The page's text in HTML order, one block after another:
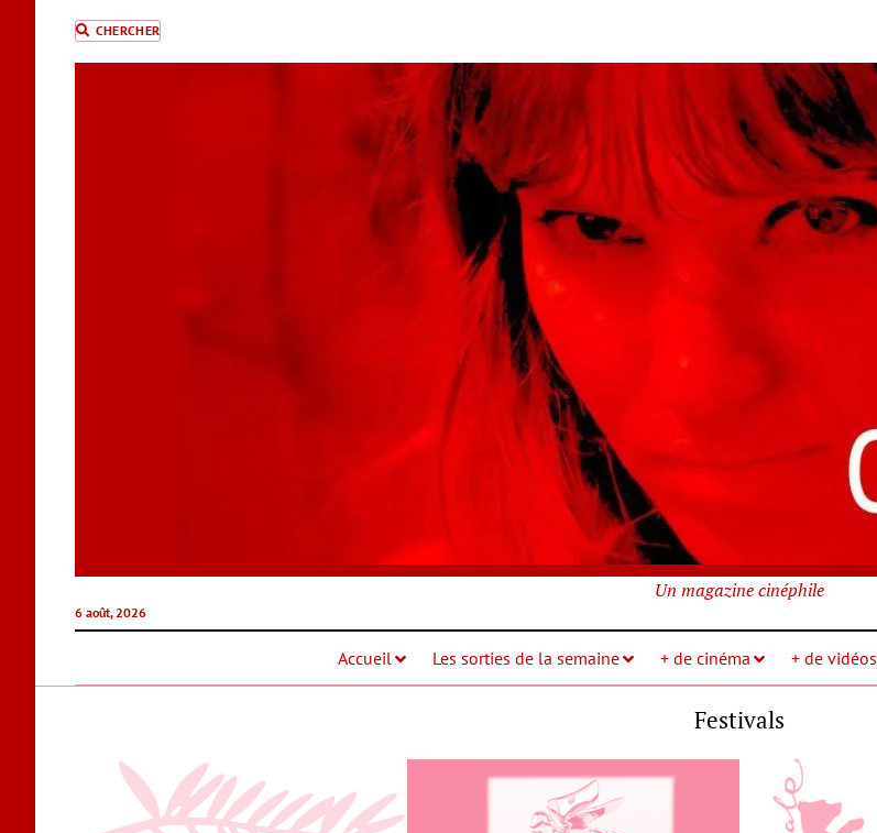
CHERCHER
6 août, 2026
Un magazine cinéphile
Accueil Les sorties de la semaine + de cinéma + de vidéos
Festivals